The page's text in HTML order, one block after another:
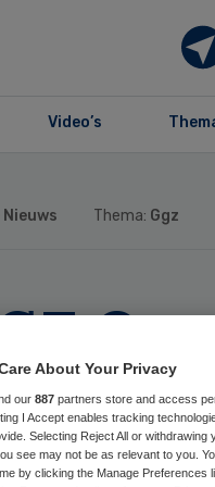
Video’s
Nieuws Thema: Ggz
About Your Privacy
our 887 partners store and access
I Accept enables tracking
Selecting Reject All or
see may not be as relevant to you.
by clicking the Manage Preferences